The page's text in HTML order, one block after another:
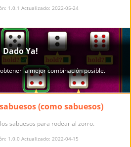
1.0.1 Actualizado: 2022-05-24
(como sabuesos)
sabuesos para rodear al zorro.
1.0.0 Actualizado: 2022-04-15